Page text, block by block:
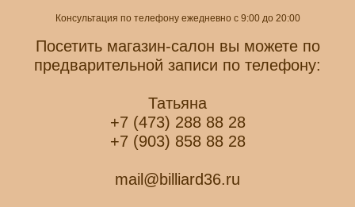
Консультация по телефону ежедневно с 9:00 до 20:00
Посетить магазин-салон вы можете по
предварительной записи по телефону:
Татьяна
+7 (473) 288 88 28
+7 (903) 858 88 28
mail@billiard36.ru